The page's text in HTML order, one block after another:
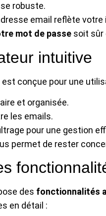
robuste.
email reflète
mot de passe soit sûr
intuitive
est conçue pour une
et organisée.
les emails.
pour une gestion
permet de rester
des fonctionnalités
en détail :